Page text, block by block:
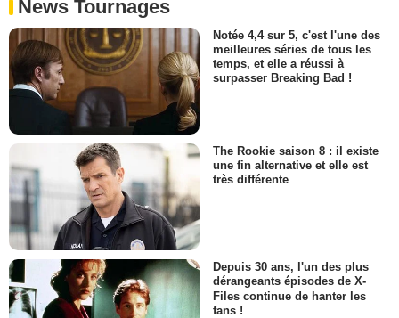
News Tournages
Notée 4,4 sur 5, c'est l'une des
meilleures séries de tous les
temps, et elle a réussi à
surpasser Breaking Bad !
The Rookie saison 8 : il existe
une fin alternative et elle est
très différente
Depuis 30 ans, l'un des plus
dérangeants épisodes de X-
Files continue de hanter les
fans !